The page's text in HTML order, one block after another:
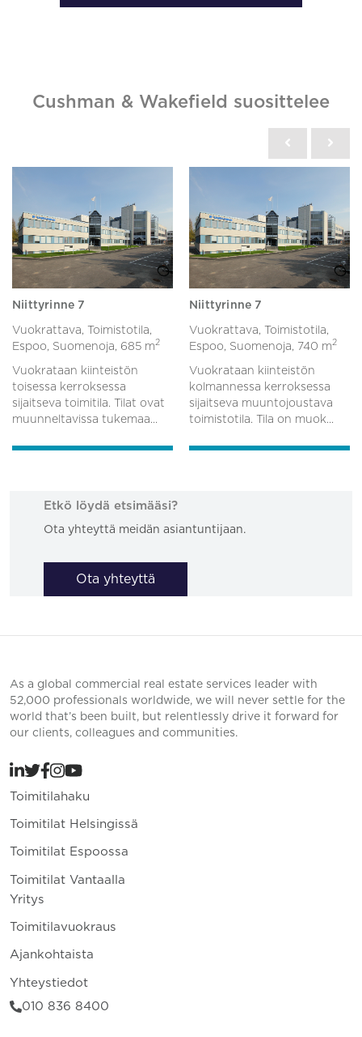
Cushman & Wakefield suosittelee
Niittyrinne 7
Vuokrattava, Toimistotila,
Espoo, Suomenoja, 685 m2
Vuokrataan kiinteistön
toisessa kerroksessa
sijaitseva toimitila. Tilat ovat
muunneltavissa tukemaa...
Niittyrinne 7
Vuokrattava, Toimistotila,
Espoo, Suomenoja, 740 m2
Vuokrataan kiinteistön
kolmannessa kerroksessa
sijaitseva muuntojoustava
toimistotila. Tila on muok...
Etkö löydä etsimääsi?
Ota yhteyttä meidän asiantuntijaan.
Ota yhteyttä
As a global commercial real estate services leader with
52,000 professionals worldwide, we will never settle for the
world that’s been built, but relentlessly drive it forward for
our clients, colleagues and communities.
Toimitilahaku
Toimitilat Helsingissä
Toimitilat Espoossa
Toimitilat Vantaalla
Yritys
Toimitilavuokraus
Ajankohtaista
Yhteystiedot
010 836 8400